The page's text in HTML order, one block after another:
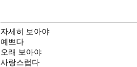
자세히 보아야
예쁘다
오래 보아야
사랑스럽다